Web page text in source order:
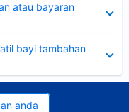
atau bayaran
bayi tambahan
anda